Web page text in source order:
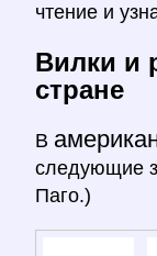
чтение и
Вилки и
стране
В
следующие
Паго.)